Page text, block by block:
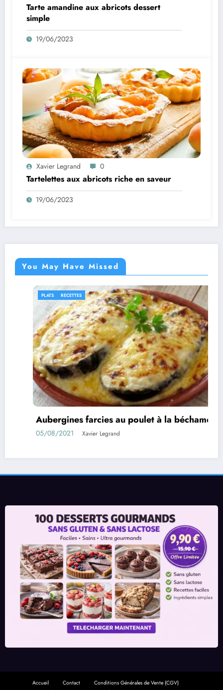
Tarte amandine aux abricots dessert
simple
19/06/2023
Xavier Legrand 0
Tartelettes aux abricots riche en saveur
19/06/2023
You May Have Missed
RECETTES
farcies au poulet à la béchamel
Xavier Legrand
Accueil Contact
Conditions Générales de Vente (CGV)